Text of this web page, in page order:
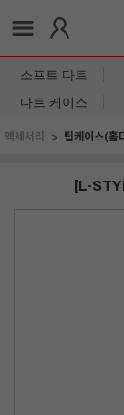
소프트 다트
다트 케이스
액세서리 팁케이스(홀
[L-